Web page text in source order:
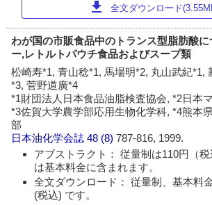
download 全文ダウンロード
わが国の市販食品中のトランス型脂肪酸
ー,レトルトパウチ食品およびスープ類
松崎寿*1, 青山稔*1, 馬場明*2, 丸山武紀*1,
*3, 菅野道廣*4
*1財団法人日本食品油脂検査協会, *2日本
*3佐賀大学農学部応用生物化学科, *4熊本
部
日本油化学会誌 48 (8)787-816, 1999.
アブストラクト： 従量制は110円（
は基本料金に含まれます。
全文ダウンロード： 従量制、基本料
(税込) です。